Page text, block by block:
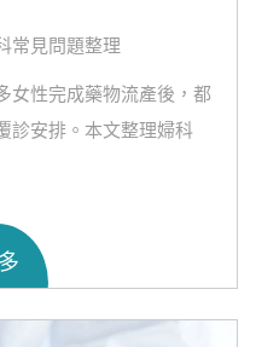
常見問題整理
女性完成藥物流產後，都
診安排。本文整理婦科